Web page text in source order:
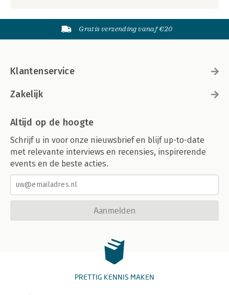
Gratis verzending vanaf €20
Klantenservice
Zakelijk
Altijd op de hoogte
Schrijf u in voor onze nieuwsbrief en blijf up-to-date
met relevante interviews en recensies, inspirerende
events en de beste acties.
Aanmelden
PRETTIG KENNIS MAKEN